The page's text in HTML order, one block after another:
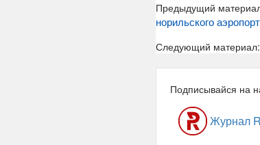
Предыдущий
норильского
Следующий материал:
Подписывайся на
Журнал